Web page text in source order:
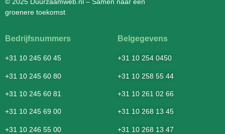
groenere toekomst
Bedrijfsnummers
+31 10 245 60 45
+31 10 245 60 80
+31 10 245 60 81
+31 10 245 69 00
+31 10 246 55 00
Belgegevens
+31 10 254 0450
+31 10 258 55 44
+31 10 261 02 66
+31 10 268 13 45
+31 10 268 13 47